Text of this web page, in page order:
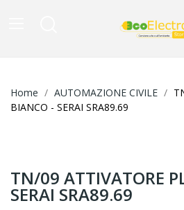
Home AUTOMAZIONE CIVILE
BIANCO - SERAI SRA89.69
TN/09 ATTIVATORE
SERAI SRA89.69